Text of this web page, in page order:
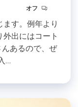
オフ
す。例年より
出にはコート
あるので、ぜ
…